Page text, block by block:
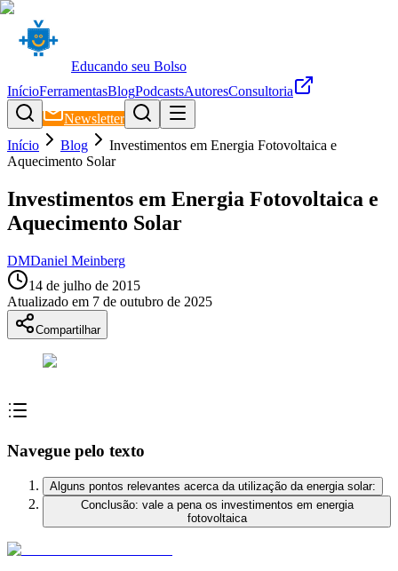
Educando seu Bolso
InícioFerramentasBlogPodcastsAutoresConsultoria
Newsletter
Início
Blog
Investimentos em Energia Fotovoltaica e
Aquecimento Solar
Investimentos em Energia Fotovoltaica e
Aquecimento Solar
DMDaniel Meinberg
14 de julho de 2015
Atualizado em 7 de outubro de 2025
Compartilhar
Navegue pelo texto
Alguns pontos relevantes acerca da utilização da energia solar:
Conclusão: vale a pena os investimentos em energia
fotovoltaica